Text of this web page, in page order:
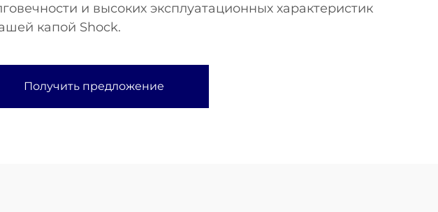
и высоких эксплуатационных характеристик
капой Shock.
Получить предложение